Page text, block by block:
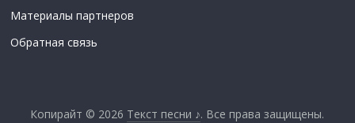
Материалы партнеров
Обратная связь
Копирайт © 2026 Текст песни ♪. Все права защищены.